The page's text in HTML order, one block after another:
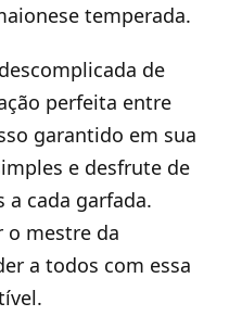
temperada.
de
perfeita entre
garantido em sua
e desfrute de
a cada garfada.
o mestre da
a todos com essa